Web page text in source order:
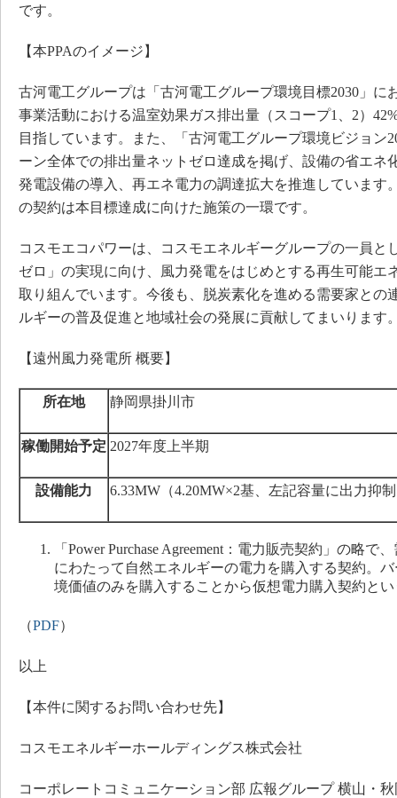
です。
【本PPAのイメージ】
古河電工グループは「古河電工グループ環境目標2030」に
事業活動における温室効果ガス排出量（スコープ1、2）
目指しています。また、「古河電工グループ環境ビジョン
ーン全体での排出量ネットゼロ達成を掲げ、設備の省エネ
発電設備の導入、再エネ電力の調達拡大を推進しています
の契約は本目標達成に向けた施策の一環です。
コスモエコパワーは、コスモエネルギーグループの一員と
ゼロ」の実現に向け、風力発電をはじめとする再生可能エ
取り組んでいます。今後も、脱炭素化を進める需要家との
ルギーの普及促進と地域社会の発展に貢献してまいります
【遠州風力発電所 概要】
所在地 静岡県掛川市
稼働開始予定 2027年度上半期
設備能力 6.33MW（4.20MW×2基、左記容量に出力抑
「Power Purchase Agreement：電力販売契約」の略で
にわたって自然エネルギーの電力を購入する契約。
境価値のみを購入することから仮想電力購入契約と
（PDF）
以上
【本件に関するお問い合わせ先】
コスモエネルギーホールディングス株式会社
コーポレートコミュニケーション部 広報グループ 横山・秋